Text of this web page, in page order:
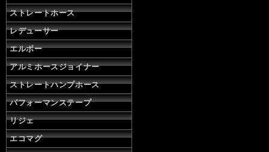
ストレートホース
レデューサー
エルボー
アルミホースジョイナー
ストレートハンプホース
パフォーマンステープ
リジェ
エコマグ